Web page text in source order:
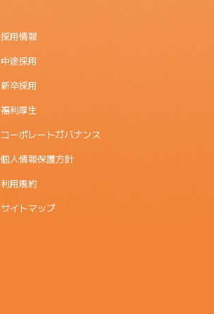
採用情報
中途採用
新卒採用
福利厚生
コーポレートガバナンス
個人情報保護方針
利用規約
サイトマップ